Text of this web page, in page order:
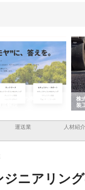
株式会社山形道路が手がける舗
運送業 人材紹
ニアリン